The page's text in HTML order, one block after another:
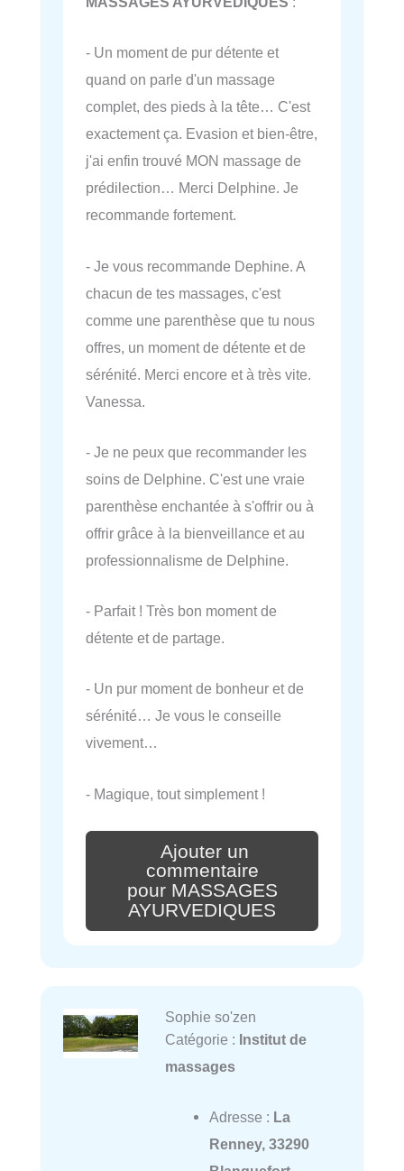
- Un moment de pur détente et
quand on parle d'un massage
complet, des pieds à la tête… C'est
exactement ça. Evasion et bien-être,
j'ai enfin trouvé MON massage de
prédilection… Merci Delphine. Je
recommande fortement.
- Je vous recommande Dephine. A
chacun de tes massages, c'est
comme une parenthèse que tu nous
offres, un moment de détente et de
sérénité. Merci encore et à très vite.
Vanessa.
- Je ne peux que recommander les
soins de Delphine. C'est une vraie
parenthèse enchantée à s'offrir ou à
offrir grâce à la bienveillance et au
professionnalisme de Delphine.
- Parfait ! Très bon moment de
détente et de partage.
- Un pur moment de bonheur et de
sérénité… Je vous le conseille
vivement…
- Magique, tout simplement !
Ajouter un
commentaire
pour MASSAGES
AYURVEDIQUES
Sophie so'zen
Catégorie : Institut de
massages
Adresse : La
Renney, 33290